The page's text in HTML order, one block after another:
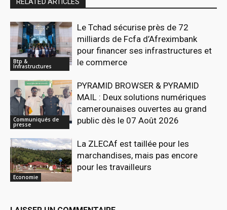
RELATED ARTICLES
Btp &
Infrastructures
Le Tchad sécurise près de 72
milliards de Fcfa d’Afreximbank
pour financer ses infrastructures et
le commerce
Communiqués de
presse
PYRAMID BROWSER & PYRAMID
MAIL : Deux solutions numériques
camerounaises ouvertes au grand
public dès le 07 Août 2026
Economie
La ZLECAf est taillée pour les
marchandises, mais pas encore
pour les travailleurs